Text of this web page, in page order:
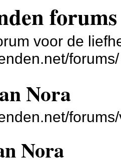
forums
voor de
forums/
Nora
Nora